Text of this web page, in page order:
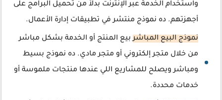
واستخدام الخدمة عبر الإنترنت بدلاً من تحميل البرامج على
أجهزتهم. ده نموذج منتشر في تطبيقات إدارة الأعمال.
نموذج البيع المباشربيع المنتج أو الخدمة بشكل مباشر
من خلال متجر إلكتروني أو متجر مادي. ده نموذج بسيط
ومباشر ويصلح للمشاريع اللي عندها منتجات ملموسة أو
خدمات محددة.